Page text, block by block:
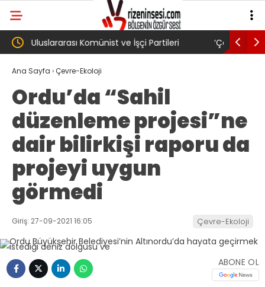
‘Çerçeve yasa’ kanun teklifi Adalet
Komisyonu’ndan geçti
AKP’li
Ana Sayfa ›Çevre-Ekoloji
Ordu’da “Sahil
düzenleme projesi”ne
dair bilirkişi raporu da
projeyi uygun
görmedi
Giriş: 27-09-2021 16:05 Çevre-Ekoloji
ABONE OL